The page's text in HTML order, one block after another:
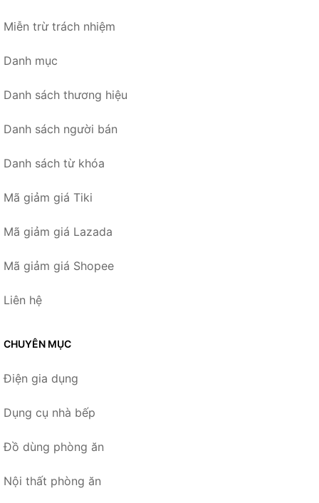
Miễn trừ trách nhiệm
Danh mục
Danh sách thương hiệu
Danh sách người bán
Danh sách từ khóa
Mã giảm giá Tiki
Mã giảm giá Lazada
Mã giảm giá Shopee
Liên hệ
CHUYÊN MỤC
Điện gia dụng
Dụng cụ nhà bếp
Đồ dùng phòng ăn
Nội thất phòng ăn